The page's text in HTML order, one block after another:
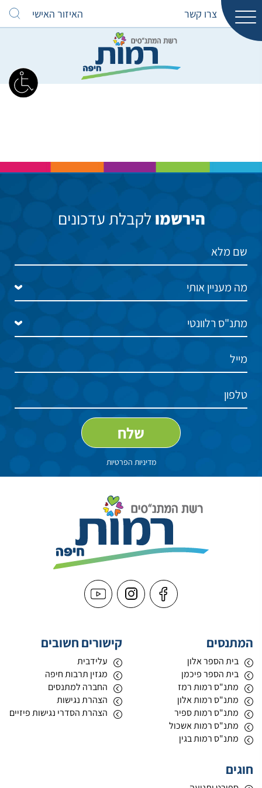
צרו קשר האיזור האישי
הירשמו לקבלת עדכונים
מדיניות הפרטיות
המתנסים
בית הספר אלון
בית הספר פיכמן
מתנ"ס רמות רמז
מתנ"ס רמות אלון
מתנ"ס רמות ספיר
מתנ"ס רמות אשכול
מתנ"ס רמות בגין
קישורים חשובים
עלידבית
מגזין תרבות חיפה
החברה למתנסים
הצהרת נגישות
הצהרת הסדרי נגישות פיזיים
חוגים